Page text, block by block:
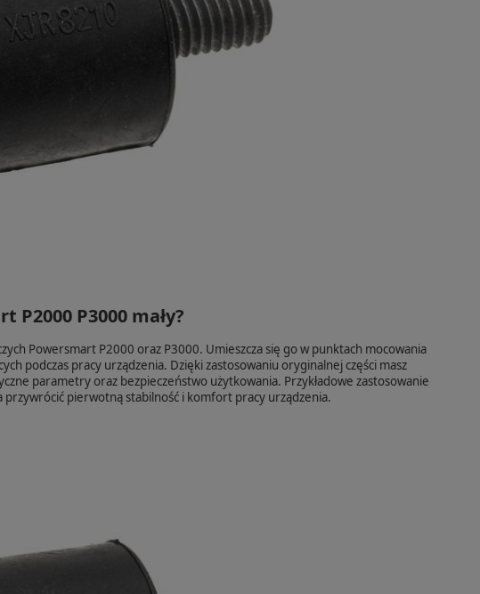
P3000 mały?
Powersmart P2000 oraz P3000. Umieszcza się go w punktach mocowania
podczas pracy urządzenia. Dzięki zastosowaniu oryginalnej części masz
parametry oraz bezpieczeństwo użytkowania. Przykładowe zastosowanie
pierwotną stabilność i komfort pracy urządzenia.